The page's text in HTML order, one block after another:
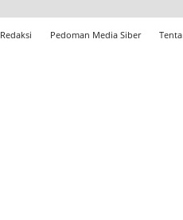
Redaksi Pedoman Media Siber